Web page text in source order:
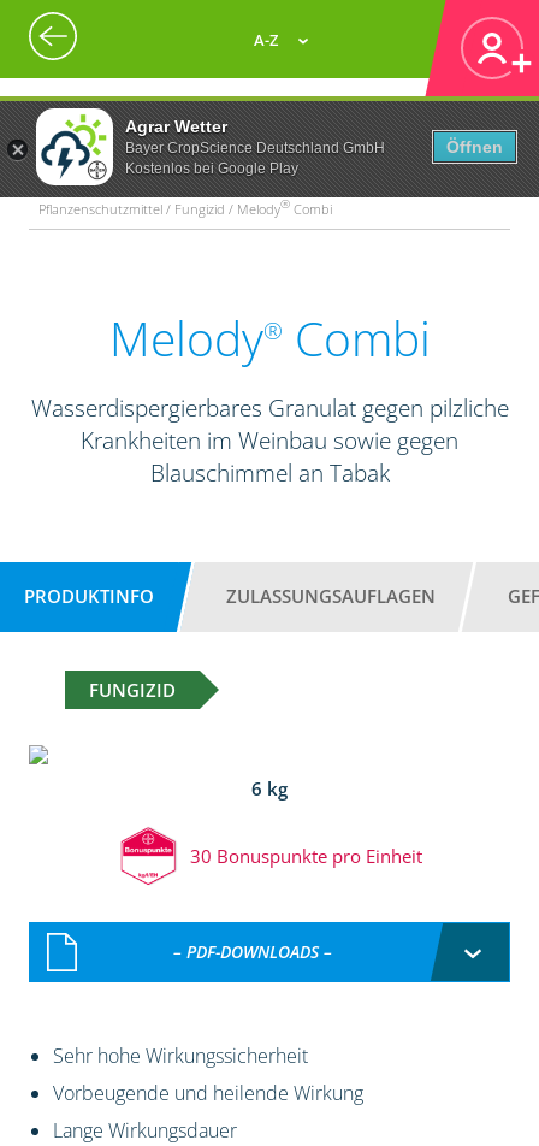
Agrar Wetter
Bayer CropScience Deutschland GmbH
Kostenlos bei Google Play
Öffnen
A-Z
Pflanzenschutzmittel / Fungizid / Melody® Combi
Melody® Combi
Wasserdispergierbares Granulat gegen pilzliche
Krankheiten im Weinbau sowie gegen
Blauschimmel an Tabak
PRODUKTINFO ZULASSUNGSAUFLAGEN
FUNGIZID
6 kg
30 Bonuspunkte pro Einheit
– PDF-DOWNLOADS –
Sehr hohe Wirkungssicherheit
Vorbeugende und heilende Wirkung
Lange Wirkungsdauer